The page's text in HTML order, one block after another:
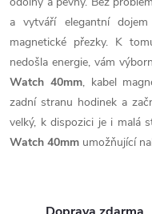
a
c
í
p
r
a vytváří elegantní
magnetické přezky. K
nedošla energie, vám
Watch 40mm, kabel
zadní stranu hodinek a
velký, k dispozici je i malá
Watch 40mm umožňující